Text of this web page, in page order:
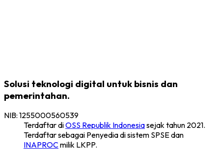
Solusi teknologi digital untuk bisnis dan
pemerintahan.
NIB: 1255000560539
Terdaftar diOSS Republik Indonesiasejak tahun 2021.
Terdaftar sebagai Penyedia di sistem SPSE dan
INAPROCmilik LKPP.